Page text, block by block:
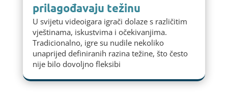
prilagođavaju težinu
U svijetu videoigara igrači dolaze s različitim
vještinama, iskustvima i očekivanjima.
Tradicionalno, igre su nudile nekoliko
unaprijed definiranih razina težine, što često
nije bilo dovoljno fleksibi